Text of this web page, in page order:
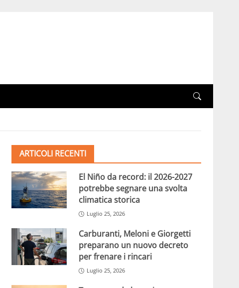
ARTICOLI RECENTI
El Niño da record: il 2026-2027
potrebbe segnare una svolta
climatica storica
Luglio 25, 2026
Carburanti, Meloni e Giorgetti
preparano un nuovo decreto
per frenare i rincari
Luglio 25, 2026